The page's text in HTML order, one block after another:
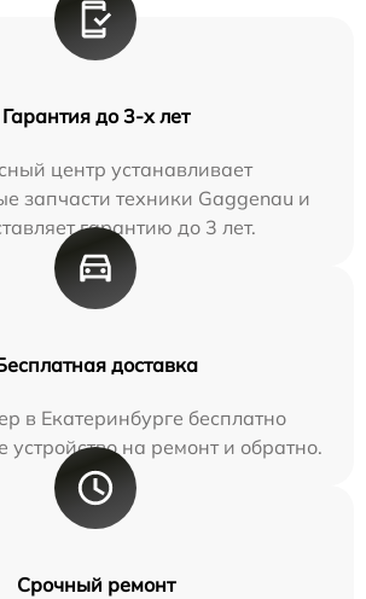
Гарантия до 3-х лет
центр устанавливает
запчасти техники Gaggenau и
гарантию до 3 лет.
доставка
в Екатеринбурге бесплатно
устройство на ремонт и обратно.
Срочный ремонт